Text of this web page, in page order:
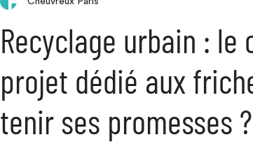
Recyclage urbain :
projet dédié aux
tenir ses promesses ?